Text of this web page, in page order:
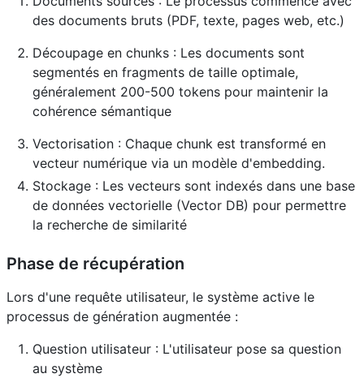
des documents bruts (PDF, texte, pages web, etc.)
Découpage en chunks : Les documents sont
segmentés en fragments de taille optimale,
généralement 200-500 tokens pour maintenir la
cohérence sémantique
Vectorisation : Chaque chunk est transformé en
vecteur numérique via un modèle d'embedding.
Stockage : Les vecteurs sont indexés dans une base
de données vectorielle (Vector DB) pour permettre
la recherche de similarité
Phase de récupération
Lors d'une requête utilisateur, le système active le
processus de génération augmentée :
Question utilisateur : L'utilisateur pose sa question
au système